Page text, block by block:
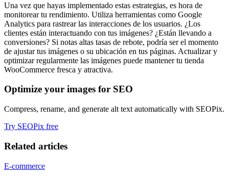
Una vez que hayas implementado estas estrategias, es hora de
monitorear tu rendimiento. Utiliza herramientas como Google
Analytics para rastrear las interacciones de los usuarios. ¿Los
clientes están interactuando con tus imágenes? ¿Están llevando a
conversiones? Si notas altas tasas de rebote, podría ser el momento
de ajustar tus imágenes o su ubicación en tus páginas. Actualizar y
optimizar regularmente las imágenes puede mantener tu tienda
WooCommerce fresca y atractiva.
Optimize your images for SEO
Compress, rename, and generate alt text automatically with SEOPix.
Try SEOPix free
Related articles
E-commerce